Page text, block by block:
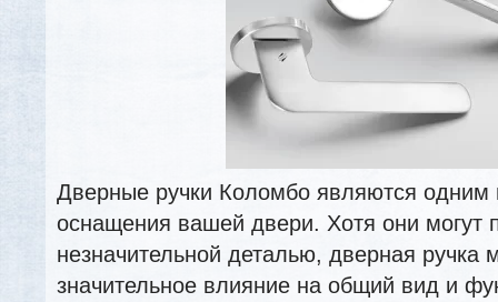
Дверные ручки Коломбо являются одним
оснащения вашей двери. Хотя они могут
незначительной деталью, дверная ручка
значительное влияние на общий вид и